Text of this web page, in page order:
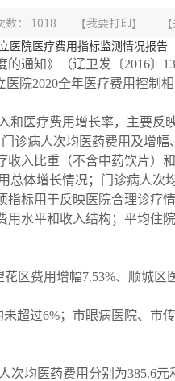
： 1018 【我要打印】 【
医院医疗费用指标监测情况报告
的通知》（辽卫发〔2016〕
医院2020全年医疗费用控制
和医疗费用增长率，主要反
诊病人次均医药费用及增
入比重（不含中药饮片）和
体增长情况；门诊病人次
标用于反映医院合理诊疗
水平和收入结构；平均住
花区费用增幅7.53%、 顺城区
未超过6%； 市眼病医院、市
次均医药费用分别为385.6元